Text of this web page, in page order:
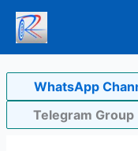
Skip
content
WhatsApp
Telegram Group